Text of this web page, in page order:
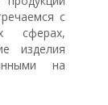
с
сферах,
изделия
на